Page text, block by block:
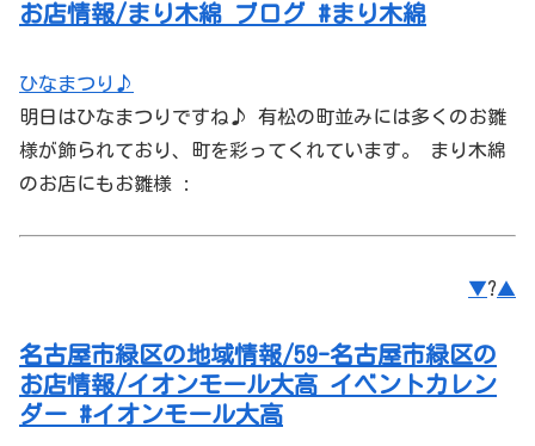
お店情報/まり木綿 ブログ #まり木綿
ひなまつり♪
明日はひなまつりですね♪ 有松の町並みには多くのお雛
様が飾られており、町を彩ってくれています。 まり木綿
のお店にもお雛様 :
▼?▲
名古屋市緑区の地域情報/59-名古屋市緑区の
お店情報/イオンモール大高 イベントカレン
ダー #イオンモール大高